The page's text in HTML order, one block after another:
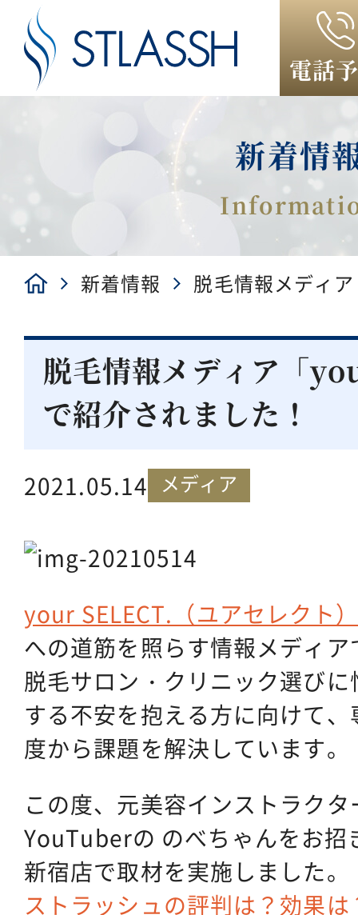
電話
新着情
新着情報
脱毛情報メディ
脱毛情報メディア「
で紹介されました！
2021.05.14 メディア
your SELECT.（ユアセレクト
への道筋を照らす情報メディア
脱毛サロン・クリニック選び
する不安を抱える方に向けて
度から課題を解決しています。
この度、元美容インストラク
YouTuberの のべちゃんをお招
新宿店で取材を実施しました。
ストラッシュの評判は？効果